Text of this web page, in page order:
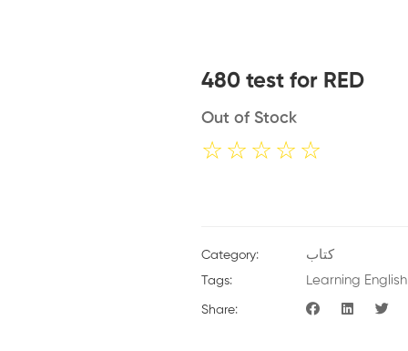
480 test for RED
Out of Stock
☆
☆
☆
☆
☆
Category: کتاب
Tags: Learning English
Share: